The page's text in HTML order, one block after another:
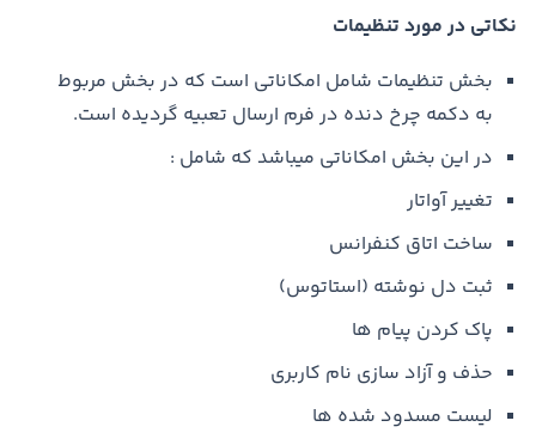
نکاتی در مورد تنظیمات
بخش تنظیمات شامل امکاناتی است که در بخش مربوط
به دکمه چرخ دنده در فرم ارسال تعبیه گردیده است.
در این بخش امکاناتی میباشد که شامل :
تغییر آواتار
ساخت اتاق کنفرانس
ثبت دل نوشته (استاتوس)
پاک کردن پیام ها
حذف و آزاد سازی نام کاربری
لیست مسدود شده ها